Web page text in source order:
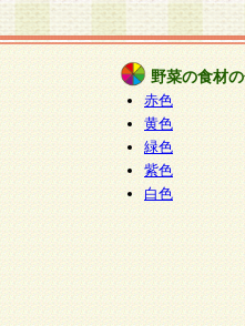
野菜の食材
赤色
黄色
緑色
紫色
白色